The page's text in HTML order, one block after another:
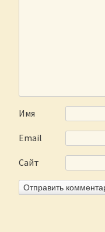
Имя
Email
Сайт